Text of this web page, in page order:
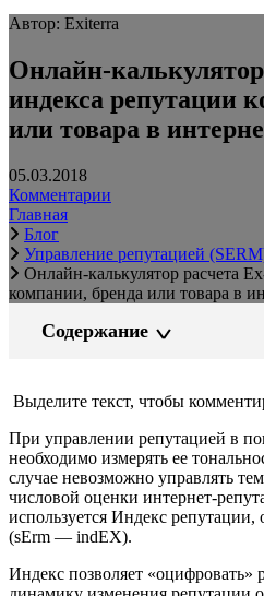
Автор: Exiterra
Онлайн-
индекса репутации
или товара в
05.03.2018
Комментарии
Главная
Блог
Управление репутацией
Онлайн-калькулятор расчета
компании, бренда или товара в
Содержание
Выделите текст, чтобы
При управлении репутацией в
необходимо измерять ее
случае невозможно управлять
числовой оценки интернет-
используется Индекс
(sErm — indEX).
Индекс позволяет «оцифровать»